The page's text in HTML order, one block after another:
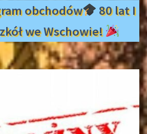
obchodów
80 lat I
we Wschowie!